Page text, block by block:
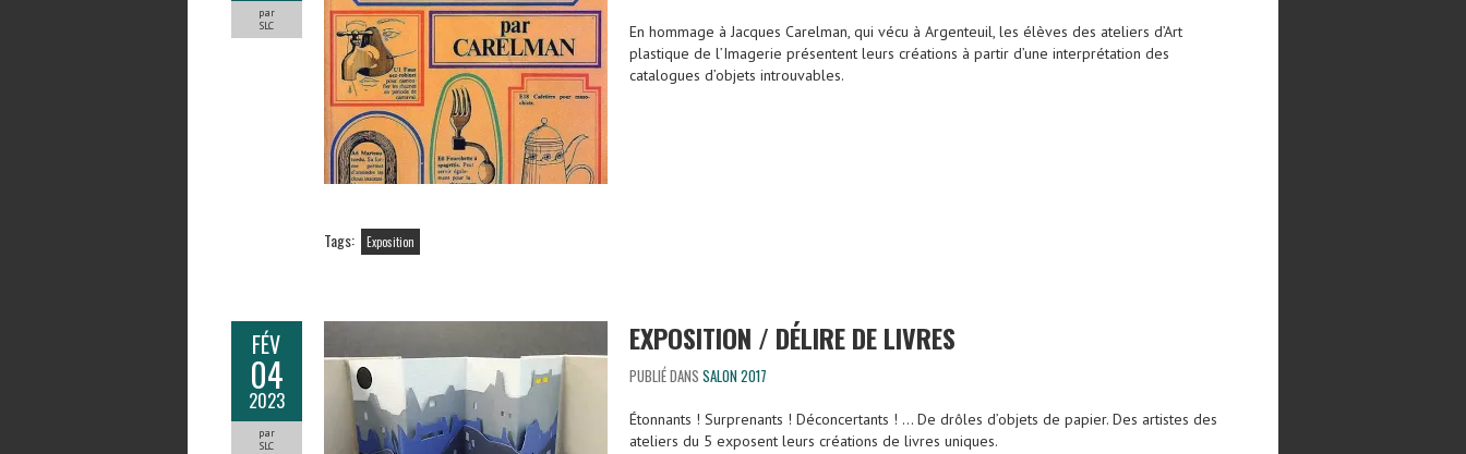
par
SLC
En hommage à Jacques Carelman, qui vécu à Argenteuil, les élèves des ateliers d’Art
plastique de l’Imagerie présentent leurs créations à partir d’une interprétation des
catalogues d’objets introuvables.
Tags: Exposition
FÉV
04
2023
par
SLC
EXPOSITION / DÉLIRE DE LIVRES
PUBLIÉ DANS SALON 2017
Étonnants ! Surprenants ! Déconcertants ! … De drôles d’objets de papier. Des artistes des
ateliers du 5 exposent leurs créations de livres uniques.